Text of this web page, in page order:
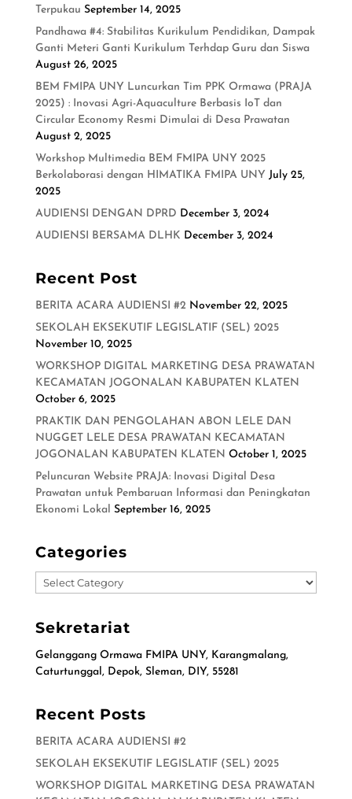
Terpukau September 14, 2025
Pandhawa #4: Stabilitas Kurikulum Pendidikan, Dampak
Ganti Meteri Ganti Kurikulum Terhdap Guru dan Siswa
August 26, 2025
BEM FMIPA UNY Luncurkan Tim PPK Ormawa (PRAJA
2025) : Inovasi Agri-Aquaculture Berbasis IoT dan
Circular Economy Resmi Dimulai di Desa Prawatan
August 2, 2025
Workshop Multimedia BEM FMIPA UNY 2025
Berkolaborasi dengan HIMATIKA FMIPA UNY July 25,
2025
AUDIENSI DENGAN DPRD December 3, 2024
AUDIENSI BERSAMA DLHK December 3, 2024
Recent Post
BERITA ACARA AUDIENSI #2 November 22, 2025
SEKOLAH EKSEKUTIF LEGISLATIF (SEL) 2025
November 10, 2025
WORKSHOP DIGITAL MARKETING DESA PRAWATAN
KECAMATAN JOGONALAN KABUPATEN KLATEN
October 6, 2025
PRAKTIK DAN PENGOLAHAN ABON LELE DAN
NUGGET LELE DESA PRAWATAN KECAMATAN
JOGONALAN KABUPATEN KLATEN October 1, 2025
Peluncuran Website PRAJA: Inovasi Digital Desa
Prawatan untuk Pembaruan Informasi dan Peningkatan
Ekonomi Lokal September 16, 2025
Categories
Categories
Sekretariat
Gelanggang Ormawa FMIPA UNY, Karangmalang,
Caturtunggal, Depok, Sleman, DIY, 55281
Recent Posts
BERITA ACARA AUDIENSI #2
SEKOLAH EKSEKUTIF LEGISLATIF (SEL) 2025
WORKSHOP DIGITAL MARKETING DESA PRAWATAN